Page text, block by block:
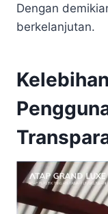
Dengan
berkelanjutan.